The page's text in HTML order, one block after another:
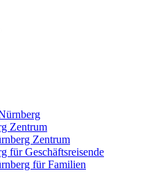
Zentrum
Zentrum
für Geschäftsreisende
für Familien